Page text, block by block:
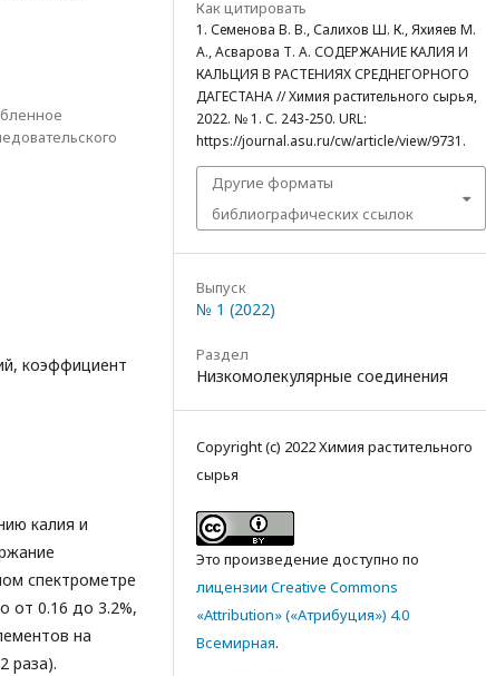
коэффициент
калия и
спектрометре
от 0.16 до 3.2%,
на
раза).
Как цитировать
1. Семенова В. В., Салихов Ш. К., Яхияев М.
А., Асварова Т. А. СОДЕРЖАНИЕ КАЛИЯ И
КАЛЬЦИЯ В РАСТЕНИЯХ СРЕДНЕГОРНОГО
ДАГЕСТАНА // Химия растительного сырья,
2022. № 1. С. 243-250. URL:
https://journal.asu.ru/cw/article/view/9731.
Другие форматы
библиографических ссылок
Выпуск
№ 1 (2022)
Раздел
Низкомолекулярные соединения
Copyright (c) 2022 Химия растительного
сырья
Это произведение доступно по
лицензии Creative Commons
«Attribution» («Атрибуция») 4.0
Всемирная.